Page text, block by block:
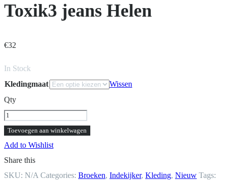
Toxik3 jeans Helen
€32
In Stock
Kledingmaat
Wissen
Qty
Toxik3
jeans
Helen
aantal
Toevoegen aan winkelwagen
Add to Wishlist
Share this
SKU: N/A Categories: Broeken, Indekijker, Kleding, Nieuw Tags: